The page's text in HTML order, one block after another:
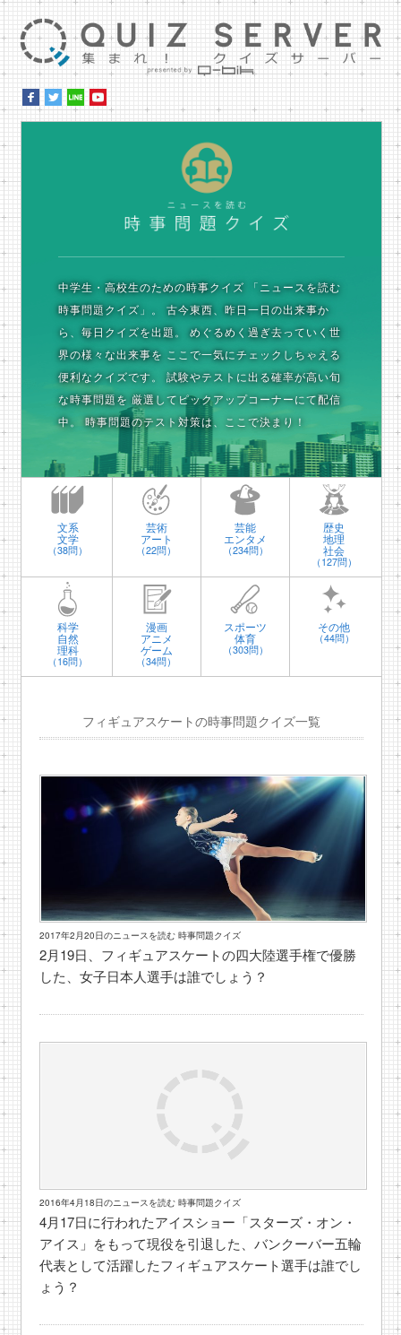
中学生・高校生のための時事クイズ 「ニュースを読む
時事問題クイズ」。
古今東西、昨日一日の出来事か
ら、毎日クイズを出題。
めぐるめく過ぎ去っていく世
界の様々な出来事を ここで一気にチェックしちゃえる
便利なクイズです。
試験やテストに出る確率が高い旬
な時事問題を 厳選してピックアップコーナーにて配信
中。
時事問題のテスト対策は、ここで決まり！
文系
文学
（38問）
芸術
アート
（22問）
芸能
エンタメ
（234問）
歴史
地理
社会
（127問）
科学
自然
理科
（16問）
漫画
アニメ
ゲーム
（34問）
スポーツ
体育
（303問）
その他
（44問）
フィギュアスケートの時事問題クイズ一覧
2017年2月20日のニュースを読む 時事問題クイズ
2月19日、フィギュアスケートの四大陸選手権で優勝
した、女子日本人選手は誰でしょう？
2016年4月18日のニュースを読む 時事問題クイズ
4月17日に行われたアイスショー「スターズ・オン・
アイス」をもって現役を引退した、バンクーバー五輪
代表として活躍したフィギュアスケート選手は誰でし
ょう？